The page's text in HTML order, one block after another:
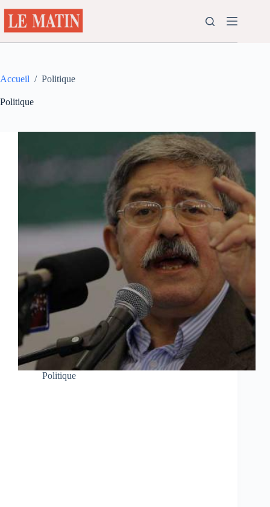
au
contenu
Accueil / Politique
Politique
Politique